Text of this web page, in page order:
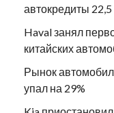
автокредиты
Haval занял
китайских
Рынок
упал на 29%